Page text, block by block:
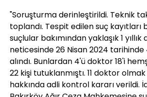
"Soruşturma derinleştirildi. Teknik
toplandı. Tespit edilen suç kayıtları
suçlular bakımından yaklaşık 1 yıllık
neticesinde 26 Nisan 2024 tarihinde
alındı. Bunlardan 4'ü doktor 18'i
22 kişi tutuklanmıştı. 11 doktor
hakkında adli kontrol kararı verildi.